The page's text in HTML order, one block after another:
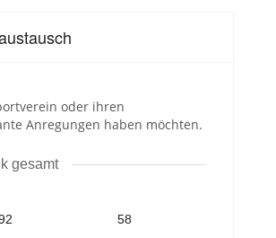
oder ihren
Anregungen haben möchten.
gesamt
58